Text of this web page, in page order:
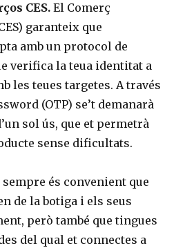
CES. El Comerç
garanteix que
amb un protocol de
verifica la teua identitat a
les teues targetes. A través
(OTP) se’t demanarà
sol ús, que et permetrà
sense dificultats.
és convenient que
de la botiga i els seus
però també que tingues
del qual et connectes a